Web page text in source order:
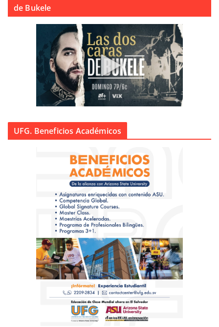
de Bukele
UFG. Beneficios Académicos